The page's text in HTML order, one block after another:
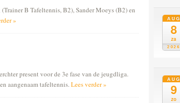
B Tafeltennis, B2), Sander Moeys (B2) en
»
present voor de 3e fase van de jeugdliga.
aangenaam tafeltennis.Lees verder »
AUG
8
za
2026
AUG
9
zo